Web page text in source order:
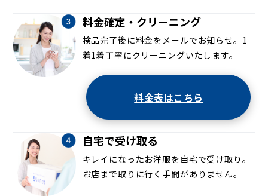
料金確定・クリーニング
検品完了後に料金をメールでお知らせ。1
着1着丁寧にクリーニングいたします。
料金表はこちら
自宅で受け取る
キレイになったお洋服を自宅で受け取り。
お店まで取りに行く手間がありません。